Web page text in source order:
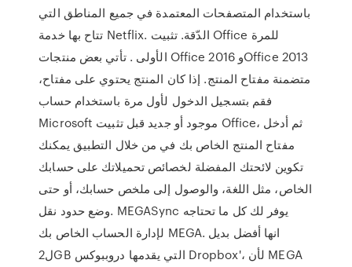
باستخدام المتصفحات المعتمدة في جميع المناطق التي
تتاح بها خدمة Netflix. الدّقة. تثبيت Office للمرة
الأولى . تأتي بعض منتجات Office 2016 وOffice 2013
متضمنة مفتاح المنتج. إذا كان المنتج يحتوي على مفتاح،
فقم بتسجيل الدخول لأول مرة باستخدام حساب
Microsoft موجود أو جديد قبل تثبيت Office، ثم أدخل
مفتاح المنتج الخاص بك في من خلال التطبيق يمكنك
تكوين لائحتك المفضلة لخصائص تحميلاتك على حسابك
الخاص، مثل اللغة، والوصول إلى ملخص حسابك، أو حتى
وضع حدود نقل. MEGASync يوفر لك كل ما تحتاجه
لإدارة الحساب الخاص بك MEGA. انها أفضل بديل
ل2GB التي يقدمها دروببوكس Dropbox'، لأن MEGA